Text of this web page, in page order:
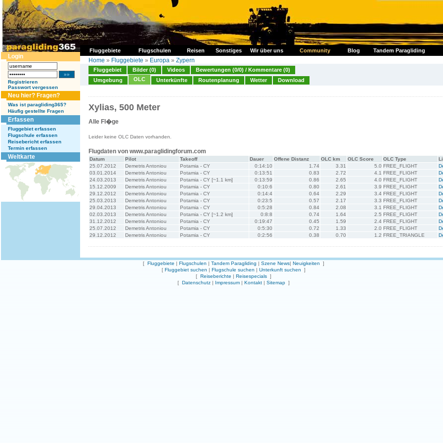
Fluggebiete Flugschulen Reisen Sonstiges Wir über uns Community Blog Tandem Paragliding
Login
Registrieren
Passwort vergessen
Neu hier? Fragen?
Was ist paragliding365?
Häufig gestellte Fragen
Erfassen
Fluggebiet erfassen
Flugschule erfassen
Reisebericht erfassen
Termin erfassen
Weltkarte
Home » Fluggebiete » Europa » Zypern
Fluggebiet Bilder (0) Videos
Bewertungen (0/0) / Kommentare (0)
Umgebung
OLC Unterkünfte Routenplanung Wetter Download
Xylias, 500 Meter
Alle Fl�ge
Leider keine OLC Daten vorhanden.
Flugdaten von www.paraglidingforum.com
Datum Pilot Takeoff Dauer Offene Distanz OLC km OLC Score OLC Type
25.07.2012
Demetris Antoniou Potamia - CY 0:14:10 1.74 3.31 5.0 FREE_FLIGHT
03.01.2014
Demetris Antoniou Potamia - CY 0:13:51 0.83 2.72 4.1 FREE_FLIGHT
24.03.2013
Demetris Antoniou Potamia - CY [~1.1 km] 0:13:59 0.86 2.65 4.0 FREE_FLIGHT
15.12.2009
Demetris Antoniou Potamia - CY 0:10:6 0.80 2.61 3.9 FREE_FLIGHT
29.12.2012
Demetris Antoniou Potamia - CY 0:14:4 0.64 2.29 3.4 FREE_FLIGHT
25.03.2013
Demetris Antoniou Potamia - CY 0:23:5 0.57 2.17 3.3 FREE_FLIGHT
29.04.2013
Demetris Antoniou Potamia - CY 0:5:28 0.84 2.08 3.1 FREE_FLIGHT
02.03.2013
Demetris Antoniou Potamia - CY [~1.2 km] 0:8:8 0.74 1.64 2.5 FREE_FLIGHT
31.12.2012
Demetris Antoniou Potamia - CY 0:19:47 0.45 1.59 2.4 FREE_FLIGHT
25.07.2012
Demetris Antoniou Potamia - CY 0:5:30 0.72 1.33 2.0 FREE_FLIGHT
29.12.2012
Demetris Antoniou Potamia - CY 0:2:56 0.38 0.70 1.2 FREE_TRIANGLE
[ Fluggebiete | Flugschulen | Tandem Paragliding | Szene News| Neuigkeiten ]
[ Fluggebiet suchen | Flugschule suchen | Unterkunft suchen ]
[ Reiseberichte | Reisespecials ]
[ Datenschutz | Impressum | Kontakt | Sitemap ]